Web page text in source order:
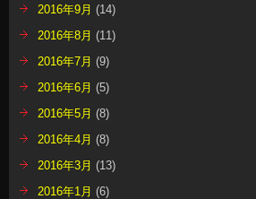
2016年9月 (14)
2016年8月 (11)
2016年7月 (9)
2016年6月 (5)
2016年5月 (8)
2016年4月 (8)
2016年3月 (13)
2016年1月 (6)